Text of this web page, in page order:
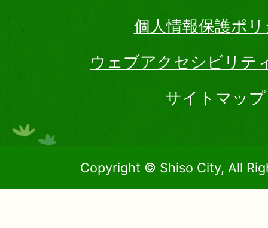
個人情報保護ポ
ウェブアクセシビリテ
サイトマップ
Copyright © Shiso City, All